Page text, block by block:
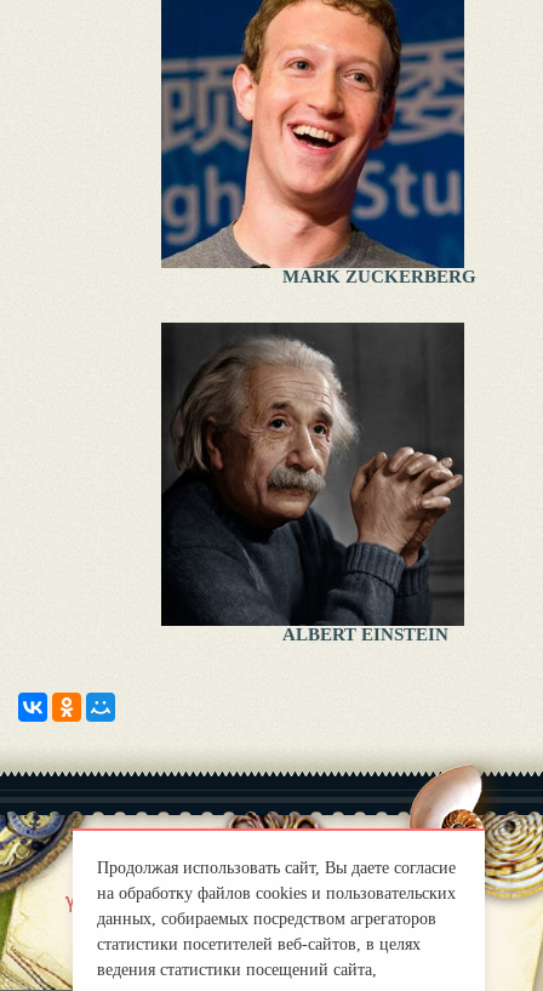
MARK ZUCKERBERG
ALBERT EINSTEIN
Yaklas?k |
Правила
mirprognoz@mail.ru
Продолжая использовать сайт, Вы даете согласие
на обработку файлов cookies и пользовательских
данных, собираемых посредством агрегаторов
статистики посетителей веб-сайтов, в целях
ведения статистики посещений сайта,